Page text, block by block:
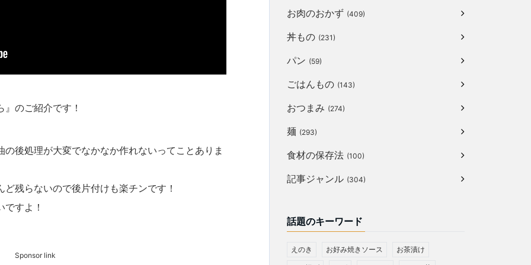
のご紹介です！
後処理が大変でなかなか作れないってことありま
残らないので後片付けも楽チンです！
すよ！
Sponsor link
お肉のおかず (409)
丼もの (231)
パン (59)
ごはんもの (143)
おつまみ (274)
麺 (293)
食材の保存法 (100)
記事ジャンル (304)
話題のキーワード
えのき お好み焼きソース お茶漬け